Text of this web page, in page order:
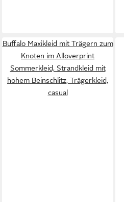
Buffalo Maxikleid mit Trägern zum
Knoten im Alloverprint
Sommerkleid, Strandkleid mit
hohem Beinschlitz, Trägerkleid,
casual